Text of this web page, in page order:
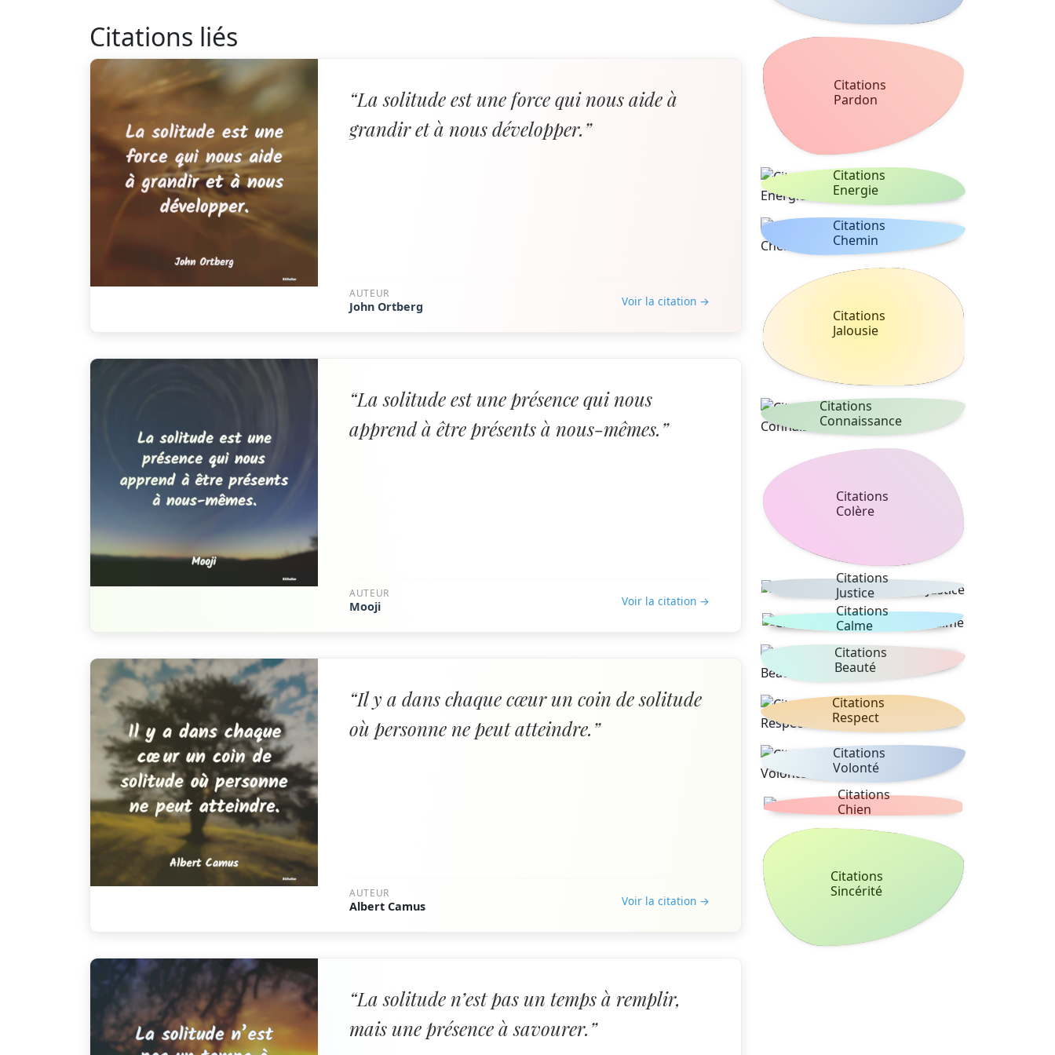
Citations liés
“La solitude est une force qui nous aide à
grandir et à nous développer.”
AUTEUR
John Ortberg Voir la citation →
“La solitude est une présence qui nous
apprend à être présents à nous-mêmes.”
AUTEUR
Mooji Voir la citation →
“Il y a dans chaque cœur un coin de solitude
où personne ne peut atteindre.”
AUTEUR
Albert Camus Voir la citation →
“La solitude n’est pas un temps à remplir,
mais une présence à savourer.”
Citations
Pardon
Citations
Energie
Citations
Chemin
Citations
Jalousie
Citations
Connaissance
Citations
Colère
Citations
Justice
Citations
Calme
Citations
Beauté
Citations
Respect
Citations
Volonté
Citations
Chien
Citations
Sincérité